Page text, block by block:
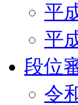
平
平
段位
令